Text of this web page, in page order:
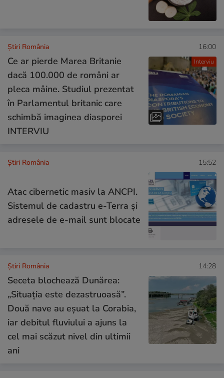
Interviu
Știri România 16:00
Ce ar pierde Marea Britanie
dacă 100.000 de români ar
pleca mâine. Studiul prezentat
în Parlamentul britanic care
schimbă imaginea diasporei
INTERVIU
Știri România 15:52
Atac cibernetic masiv la ANCPI.
Sistemul de cadastru e-Terra și
adresele de e-mail sunt blocate
Știri România 14:28
Seceta blochează Dunărea:
„Situația este dezastruoasă”.
Două nave au eșuat la Corabia,
iar debitul fluviului a ajuns la
cel mai scăzut nivel din ultimii
ani